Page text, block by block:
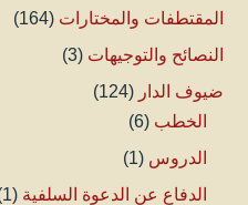
المقتطفات والمختارات (164)
النصائح والتوجيهات (3)
ضيوف الدار (124)
الخطب (6)
الدروس (1)
الدفاع عن الدعوة السلفية (1)